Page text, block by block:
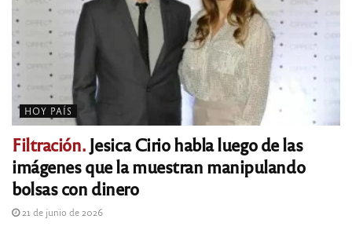
HOY PAÍS
Filtración.Jesica Cirio habla luego de las
imágenes que la muestran manipulando
bolsas con dinero
21 de junio de 2026